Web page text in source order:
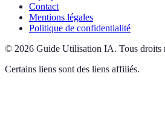
Contact
Mentions légales
Politique de confidentialité
© 2026 Guide Utilisation IA. Tous droits
Certains liens sont des liens affiliés.